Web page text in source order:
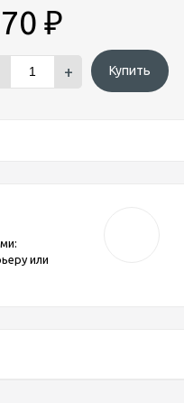
₽
+ Купить
или